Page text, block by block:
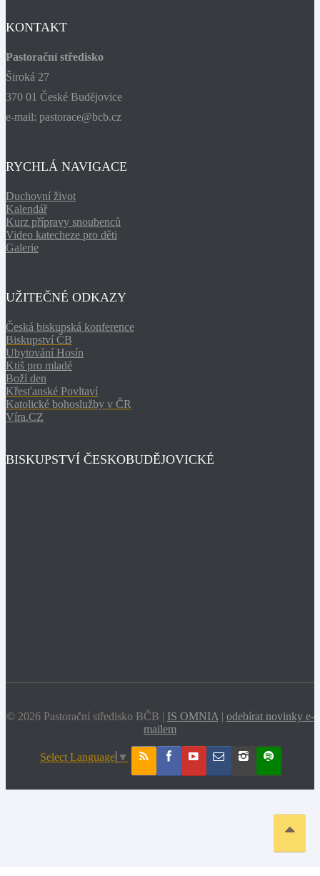
KONTAKT
Pastorační středisko
Široká 27
370 01 České Budějovice
e-mail: pastorace@bcb.cz
RYCHLÁ NAVIGACE
Duchovní život
Kalendář
Kurz přípravy snoubenců
Video katecheze pro děti
Galerie
UŽITEČNÉ ODKAZY
Česká biskupská konference
Biskupství ČB
Ubytování Hosín
Ktiš pro mladé
Boží den
Křesťanské Povltaví
Katolické bohoslužby v ČR
Víra.CZ
BISKUPSTVÍ ČESKOBUDĚJOVICKÉ
© 2026 Pastorační středisko BČB | IS OMNIA | odebírat novinky e-
mailem
Select Language ▼